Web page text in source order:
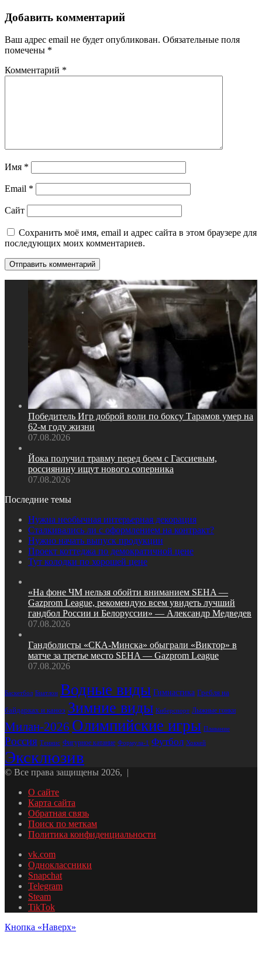
Добавить комментарий
Ваш адрес email не будет опубликован. Обязательные поля
помечены *
Комментарий *
Имя *
Email *
Сайт
Сохранить моё имя, email и адрес сайта в этом браузере для
последующих моих комментариев.
Победитель Игр доброй воли по боксу Тарамов умер на
62‑м году жизни
07.08.2026
Йока получил травму перед боем с Гассиевым,
россиянину ищут нового соперника
07.08.2026
Последние темы
Нужна необычная интерьерная декорация
Сталкивались ли с оформлением на контракт?
Нужно начать выпуск продукции
Проект коттеджа по демократичной цене
Тут колодки по хорошей цене
«На фоне ЧМ нельзя обойти вниманием SEHA —
Gazprom League, рекомендую всем увидеть лучший
гандбол России и Белоруссии» — Александр Медведев
07.08.2026
Гандболисты «СКА‑Минска» обыграли «Виктор» в
матче за третье место SEHA — Gazprom League
07.08.2026
Баскетбол Биатлон Водные виды Гимнастика Гребля на
байдарках и каноэ Зимние виды Киберспорт Лыжные гонки
Милан-2026 Олимпийские игры Плавание
Россия Теннис Фигурное катание Формула-1 Футбол Хоккей
Эксклюзив
© Все права защищены 2026, |
О сайте
Карта сайта
Обратная связь
Поиск по меткам
Политика конфиденциальности
vk.com
Одноклассники
Snapchat
Telegram
Steam
TikTok
Кнопка «Наверх»